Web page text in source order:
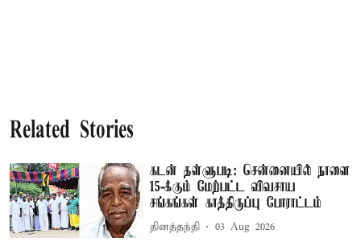
Related Stories
கடன் தள்ளுபடி: சென்னையில் நாளை
15-க்கும் மேற்பட்ட விவசாய
சங்கங்கள் காத்திருப்பு போராட்டம்
தினத்தந்தி 03 Aug 2026